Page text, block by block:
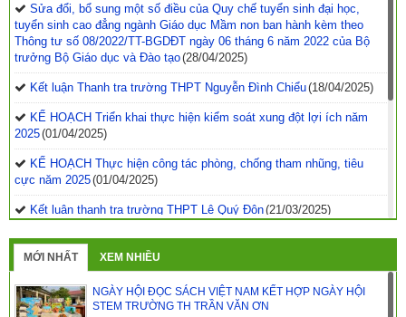
Sửa đổi, bổ sung một số điều của Quy chế tuyển sinh đại học,
tuyển sinh cao đẳng ngành Giáo dục Mầm non ban hành kèm theo
Thông tư số 08/2022/TT-BGDĐT ngày 06 tháng 6 năm 2022 của Bộ
trưởng Bộ Giáo dục và Đào tạo(28/04/2025)
Kết luận Thanh tra trường THPT Nguyễn Đình Chiểu(18/04/2025)
KẾ HOẠCH Triển khai thực hiện kiểm soát xung đột lợi ích năm
2025(01/04/2025)
KẾ HOẠCH Thực hiện công tác phòng, chống tham nhũng, tiêu
cực năm 2025(01/04/2025)
Kết luận thanh tra trường THPT Lê Quý Đôn(21/03/2025)
Quyết định phê duyệt kế hoạch thanh tra kiểm tra năm
2025(21/03/2025)
Kết luận thanh tra về việc thanh tra công tác coi thi Kỳ thi tốt
nghiệp THPT năm 2024 tỉnh Đắk Nông (29/07/2024)
MỚI NHẤT XEM NHIỀU
NGÀY HỘI ĐỌC SÁCH VIỆT NAM KẾT HỢP NGÀY HỘI
STEM TRƯỜNG TH TRẦN VĂN ƠN